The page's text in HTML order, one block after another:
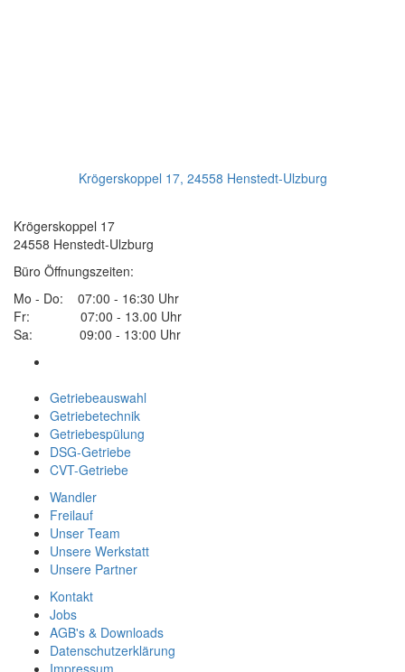
Krögerskoppel 17, 24558 Henstedt-Ulzburg
Krögerskoppel 17
24558 Henstedt-Ulzburg
Büro Öffnungszeiten:
Mo - Do: 07:00 - 16:30 Uhr
Fr: 07:00 - 13.00 Uhr
Sa: 09:00 - 13:00 Uhr
Getriebeauswahl
Getriebetechnik
Getriebespülung
DSG-Getriebe
CVT-Getriebe
Wandler
Freilauf
Unser Team
Unsere Werkstatt
Unsere Partner
Kontakt
Jobs
AGB's & Downloads
Datenschutzerklärung